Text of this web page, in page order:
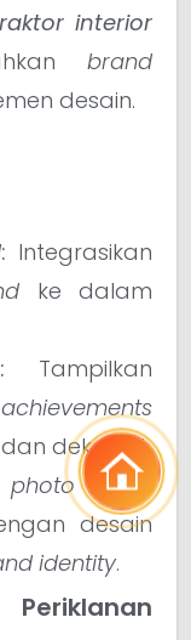
interior
brand
desain.
: Integrasikan
ke dalam
: Tampilkan
achievements
dan dekorasi.
photo booth
desain
identity.